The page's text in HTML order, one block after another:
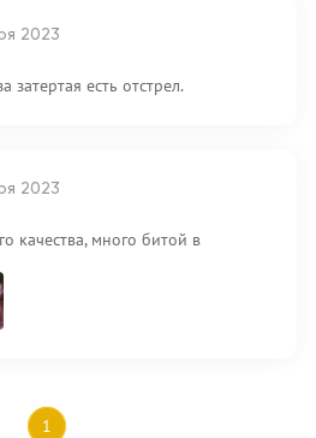
2023
есть отстрел.
2023
качества, много битой в
1